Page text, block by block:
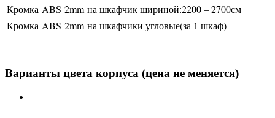
Кромка ABS 2mmна шкафчик шириной:2200 – 2700см
Кромка ABS 2mmна шкафчики угловые(за 1 шкаф)
Варианты цвета корпуса (цена не меняется)